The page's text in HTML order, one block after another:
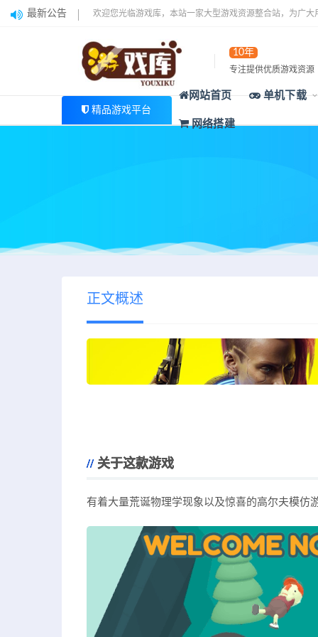
最新公告 欢迎您光临游戏库，本站一家大型游戏资源整合站，为广
10年
专注提供优质游戏资源
精品游戏平台
网站首页 单机下载
网络搭建
正文概述
关于这款游戏
有着大量荒诞物理学现象以及惊喜的高尔夫模仿